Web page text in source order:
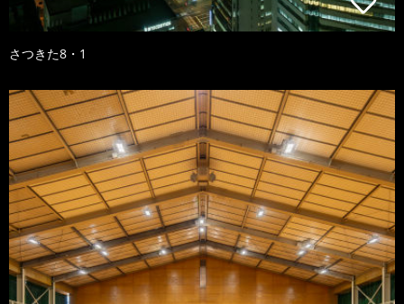
さつきた8・1